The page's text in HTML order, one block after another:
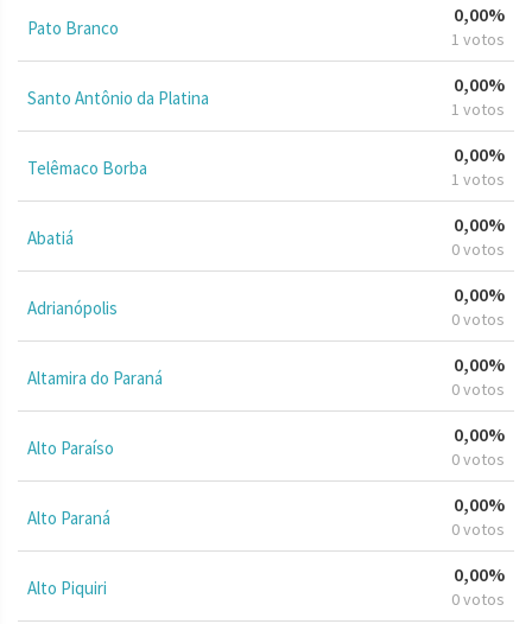
Pato Branco
0,00%
1 votos
Santo Antônio da Platina
0,00%
1 votos
Telêmaco Borba
0,00%
1 votos
Abatiá
0,00%
0 votos
Adrianópolis
0,00%
0 votos
Altamira do Paraná
0,00%
0 votos
Alto Paraíso
0,00%
0 votos
Alto Paraná
0,00%
0 votos
Alto Piquiri
0,00%
0 votos